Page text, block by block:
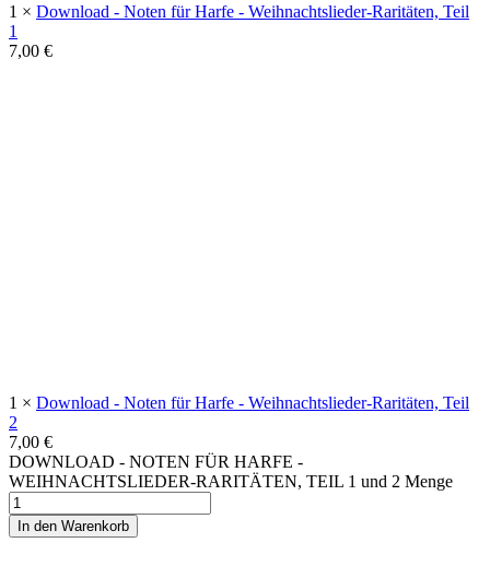
1 × Download - Noten für Harfe - Weihnachtslieder-Raritäten, Teil
1
7,00 €
1 × Download - Noten für Harfe - Weihnachtslieder-Raritäten, Teil
2
7,00 €
DOWNLOAD - NOTEN FÜR HARFE -
WEIHNACHTSLIEDER-RARITÄTEN, TEIL 1 und 2 Menge
In den Warenkorb